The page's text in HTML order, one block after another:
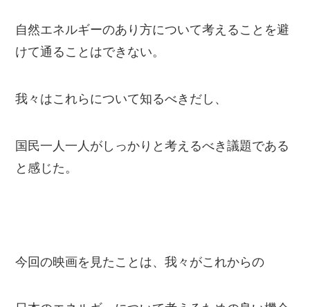
自然エネルギーのあり方について考えることを避
けて通ることはできない。
我々はこれらについて知るべきだし、
国民一人一人がしっかりと考えるべき議題である
と感じた。
今回の映画を見たことは、我々がこれからの